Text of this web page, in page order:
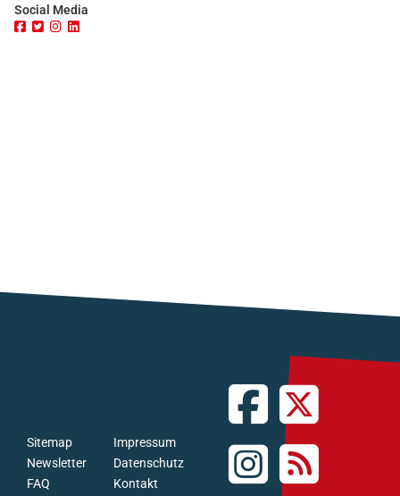
Social Media
FAQ
Newsletter
Sitemap
Kontakt
Datenschutz
Impressum